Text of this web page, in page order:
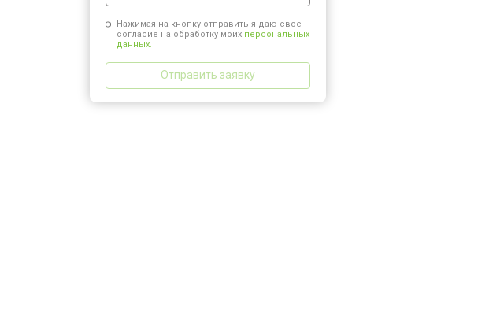
Нажимая на кнопку отправить я даю свое
согласие на обработку моих персональных
данных.
Отправить заявку